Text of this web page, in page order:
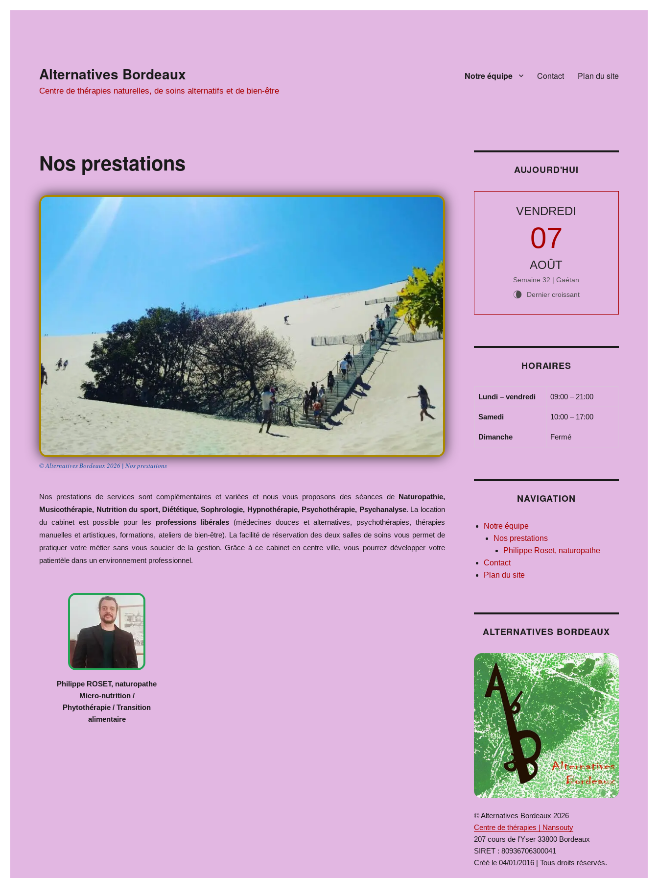
Alternatives Bordeaux
Centre de thérapies naturelles, de soins alternatifs et de bien-être
Notre équipe Contact Plan du site
Nos prestations
© Alternatives Bordeaux 2026 | Nos prestations
Nos prestations de services sont complémentaires et variées et nous vous proposons des séances de Naturopathie,
Musicothérapie, Nutrition du sport, Diététique,Sophrologie, Hypnothérapie, Psychothérapie, Psychanalyse. La location
du cabinet est possible pour les professions libérales (médecines douces et alternatives, psychothérapies, thérapies
manuelles et artistiques, formations, ateliers de bien-être). La facilité de réservation des deux salles de soins vous permet de
pratiquer votre métier sans vous soucier de la gestion. Grâce à ce cabinet en centre ville, vous pourrez développer votre
patientèle dans un environnement professionnel.
Philippe ROSET, naturopathe
Micro-nutrition /
Phytothérapie / Transition
alimentaire
AUJOURD'HUI
VENDREDI
07
AOÛT
Semaine 32 | Gaétan
V Dernier croissant
HORAIRES
Lundi – vendredi 09:00 – 21:00
Samedi 10:00 – 17:00
Dimanche Fermé
NAVIGATION
Notre équipe
Nos prestations
Philippe Roset, naturopathe
Contact
Plan du site
ALTERNATIVES BORDEAUX
© Alternatives Bordeaux 2026
Centre de thérapies | Nansouty
207 cours de l’Yser 33800 Bordeaux
SIRET : 80936706300041
Créé le 04/01/2016 | Tous droits réservés.